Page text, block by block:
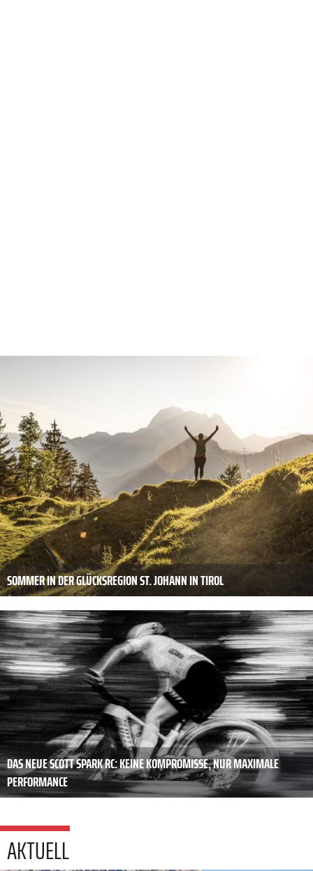
SOMMER IN DER GLÜCKSREGION ST. JOHANN IN TIROL
DAS NEUE SCOTT SPARK RC: KEINE KOMPROMISSE, NUR MAXIMALE
PERFORMANCE
AKTUELL